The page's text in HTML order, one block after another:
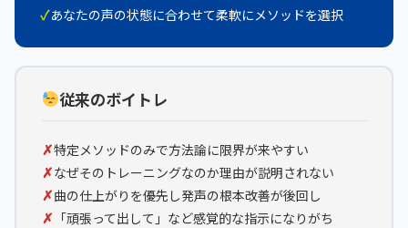
あなたの声の状態に合わせて柔軟にメソッドを選択
従来のボイトレ
特定メソッドのみで方法論に限界が来やすい
なぜそのトレーニングなのか理由が説明されない
曲の仕上がりを優先し発声の根本改善が後回し
「頑張って出して」など感覚的な指示になりがち